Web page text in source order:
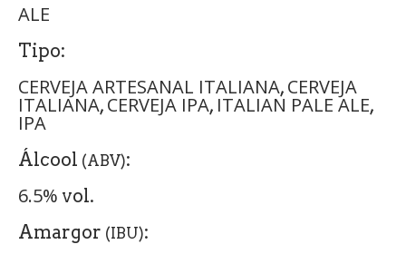
ALE
Tipo:
CERVEJA ARTESANAL ITALIANA, CERVEJA
ITALIANA, CERVEJA IPA, ITALIAN PALE ALE,
IPA
Álcool (ABV):
6.5% vol.
Amargor (IBU):